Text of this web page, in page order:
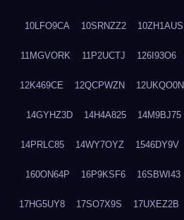
10LFO9CA 10SRNZZ2 10ZH1AUS
11MGVORK 11P2UCTJ 126I93O6
12K469CE 12QCPWZN 12UKQO0N
14GYHZ3D 14H4A825 14M9BJ75
14PRLC85 14WY7OYZ 1546DY9V
160ON64P 16P9KSF6 16SBWI43
17HG5UY8 17SO7X9S 17UXEZ2B